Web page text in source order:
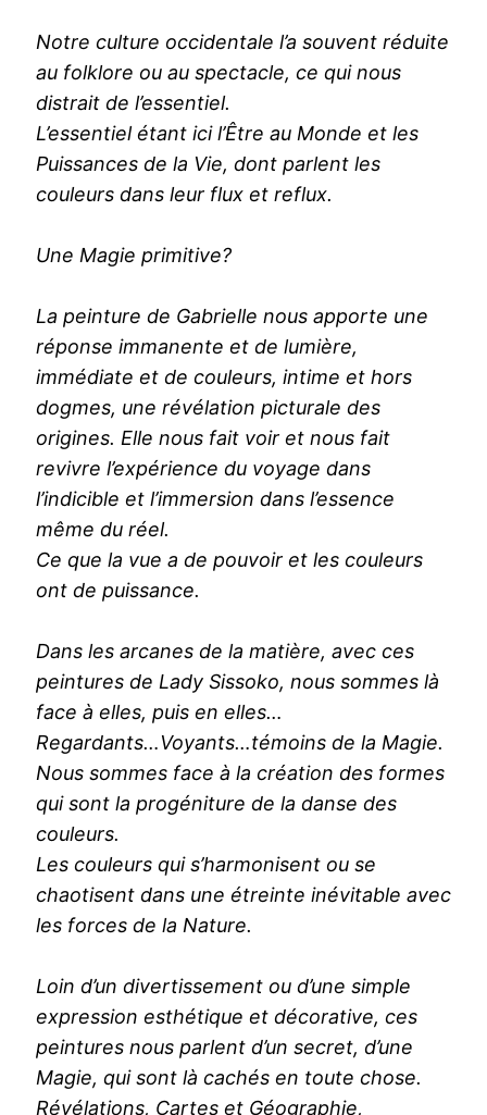
Notre culture occidentale l’a souvent réduite
au folklore ou au spectacle, ce qui nous
distrait de l’essentiel.
L’essentiel étant ici l’Être au Monde et les
Puissances de la Vie, dont parlent les
couleurs dans leur flux et reflux.
Une Magie primitive?
La peinture de Gabrielle nous apporte une
réponse immanente et de lumière,
immédiate et de couleurs, intime et hors
dogmes, une révélation picturale des
origines. Elle nous fait voir et nous fait
revivre l’expérience du voyage dans
l’indicible et l’immersion dans l’essence
même du réel.
Ce que la vue a de pouvoir et les couleurs
ont de puissance.
Dans les arcanes de la matière, avec ces
peintures de Lady Sissoko, nous sommes là
face à elles, puis en elles…
Regardants…Voyants…témoins de la Magie.
Nous sommes face à la création des formes
qui sont la progéniture de la danse des
couleurs.
Les couleurs qui s’harmonisent ou se
chaotisent dans une étreinte inévitable avec
les forces de la Nature.
Loin d’un divertissement ou d’une simple
expression esthétique et décorative, ces
peintures nous parlent d’un secret, d’une
Magie, qui sont là cachés en toute chose.
Révélations, Cartes et Géographie,